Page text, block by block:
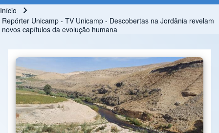
Trilha de navegação
Início
Repórter Unicamp - TV Unicamp - Descobertas na Jordânia revelam
novos capítulos da evolução humana